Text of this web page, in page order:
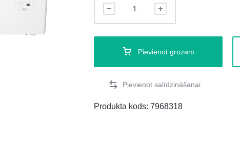
Pievienot grozam
Produkta kods:7968318